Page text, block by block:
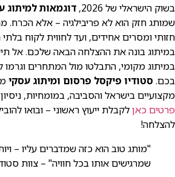
בשוק הישראלי של 2026, דוגמאות למיתוג
שמותג חזק הוא לא פריבילגיה – אלא הכרח.
חזותי ומסרים אחידים, ועד לחווית לקוח
במיתוג בונה את ההצלחה הבאה שלכם. אל
במיתוג מקומי, התבלטו מול המתחרים וגרמו
בכם. סטודיו פיקסל פרסום ומיתוג עסקי
מקצועיים בישראל והסביבה, במומחיות,
פרטים כאןלקבלת ייעוץ ראשוני – ובואו
להצלחה!
"מותג טוב הוא כזה שמדברים עליו –
שמרגישים אותו בכל חוויה" – צוות סטודיו